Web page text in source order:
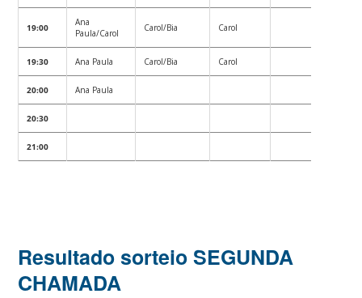
19:00
Ana
Paula/Carol
Carol/Bia Carol
19:30 Ana Paula Carol/Bia Carol
20:00 Ana Paula
20:30
21:00
Resultado sorteio SEGUNDA
CHAMADA